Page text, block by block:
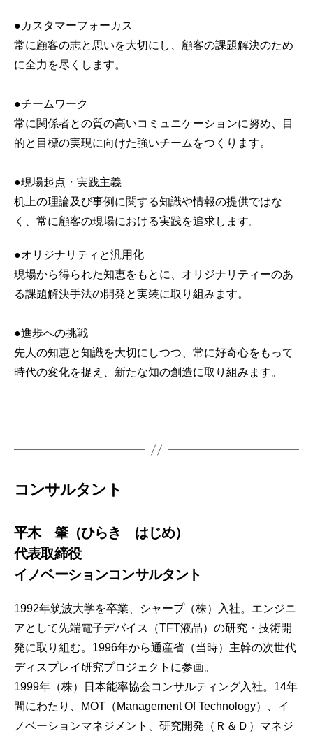
●カスタマーフォーカス
常に顧客の志と思いを大切にし、顧客の課題解決のため
に全力を尽くします。
●チームワーク
常に関係者との質の高いコミュニケーションに努め、目
的と目標の実現に向けた強いチームをつくります。
●現場起点・実践主義
机上の理論及び事例に関する知識や情報の提供ではな
く、常に顧客の現場における実践を追求します。
●オリジナリティと汎用化
現場から得られた知恵をもとに、オリジナリティーのあ
る課題解決手法の開発と実装に取り組みます。
●進歩への挑戦
先人の知恵と知識を大切にしつつ、常に好奇心をもって
時代の変化を捉え、新たな知の創造に取り組みます。
コンサルタント
平木 肇（ひらき はじめ）
代表取締役
イノベーションコンサルタント
1992年筑波大学を卒業、シャープ（株）入社。エンジニ
アとして先端電子デバイス（TFT液晶）の研究・技術開
発に取り組む。1996年から通産省（当時）主幹の次世代
ディスプレイ研究プロジェクトに参画。
1999年（株）日本能率協会コンサルティング入社。14年
間にわたり、MOT（Management Of Technology）、イ
ノベーションマネジメント、研究開発（Ｒ＆Ｄ）マネジ